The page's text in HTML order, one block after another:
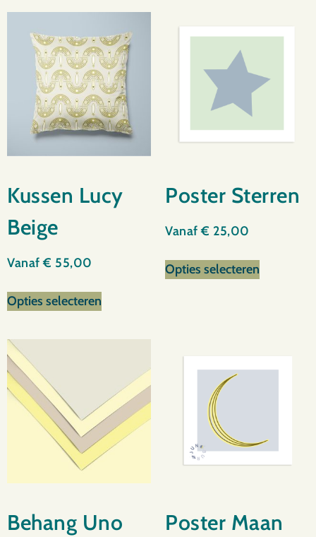
Kussen Lucy
Beige
Vanaf€ 55,00
Opties selecteren
Poster Sterren
Vanaf€ 25,00
Opties selecteren
Behang Uno
Poster Maan